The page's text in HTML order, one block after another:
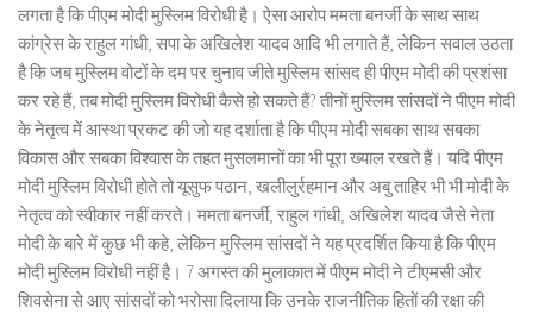
लगता है कि पीएम मोदी मुस्लिम विरोधी है। ऐसा आरोप ममता बनर्जी के साथ साथ
कांग्रेस के राहुल गांधी, सपा के अखिलेश यादव आदि भी लगाते हैं, लेकिन सवाल उठता
है कि जब मुस्लिम वोटों के दम पर चुनाव जीते मुस्लिम सांसद ही पीएम मोदी की प्रशंसा
कर रहे हैं, तब मोदी मुस्लिम विरोधी कैसे हो सकते हैं? तीनों मुस्लिम सांसदों ने पीएम मोदी
के नेतृत्व में आस्था प्रकट की जो यह दर्शाता है कि पीएम मोदी सबका साथ सबका
विकास और सबका विश्वास के तहत मुसलमानों का भी पूरा ख्याल रखते हैं। यदि पीएम
मोदी मुस्लिम विरोधी होते तो यूसुफ पठान, खलीलुर्रहमान और अबु ताहिर भी भी मोदी के
नेतृत्व को स्वीकार नहीं करते। ममता बनर्जी, राहुल गांधी, अखिलेश यादव जैसे नेता
मोदी के बारे में कुछ भी कहे, लेकिन मुस्लिम सांसदों ने यह प्रदर्शित किया है कि पीएम
मोदी मुस्लिम विरोधी नहीं है। 7 अगस्त की मुलाकात में पीएम मोदी ने टीएमसी और
शिवसेना से आए सांसदों को भरोसा दिलाया कि उनके राजनीतिक हितों की रक्षा की